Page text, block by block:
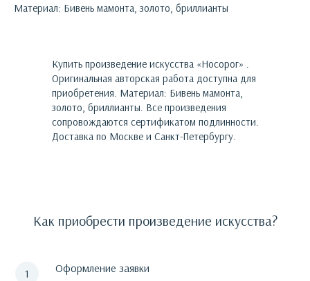
Материал: Бивень мамонта, золото, бриллианты
Купить произведение искусства «Носорог»
Оригинальная авторская работа доступна для
приобретения. Материал: Бивень мамонта,
золото, бриллианты. Все произведения
сопровождаются сертификатом подлинности.
Доставка по Москве и Санкт-Петербургу.
Как приобрести произведение искусства?
Оформление заявки